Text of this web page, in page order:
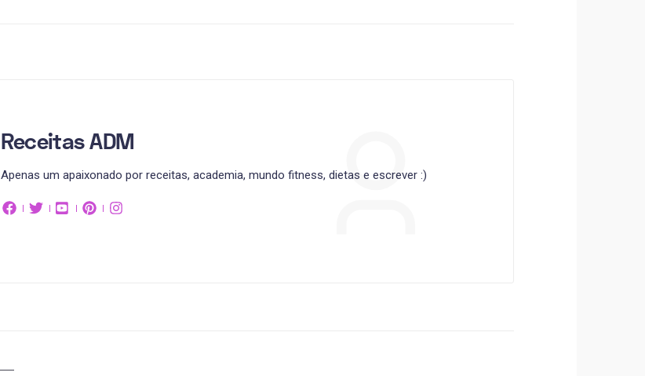
Receitas ADM
Apenas um apaixonado por receitas, academia, mundo fitness, dietas e escrever :)